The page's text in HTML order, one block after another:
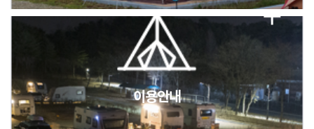
캠핑장(9월1일~6일) 미운영 공지
2026년 5월 캠핑장 안점 점검의 날 변경 안내
이용안내